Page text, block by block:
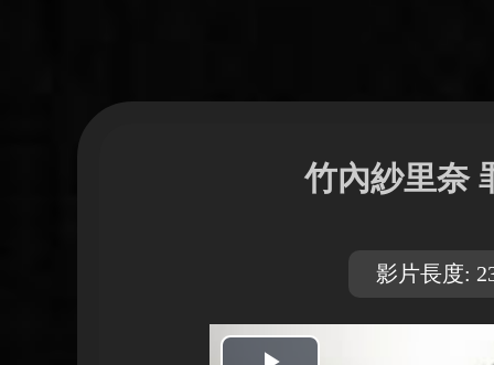
竹內紗里奈
影片長度: